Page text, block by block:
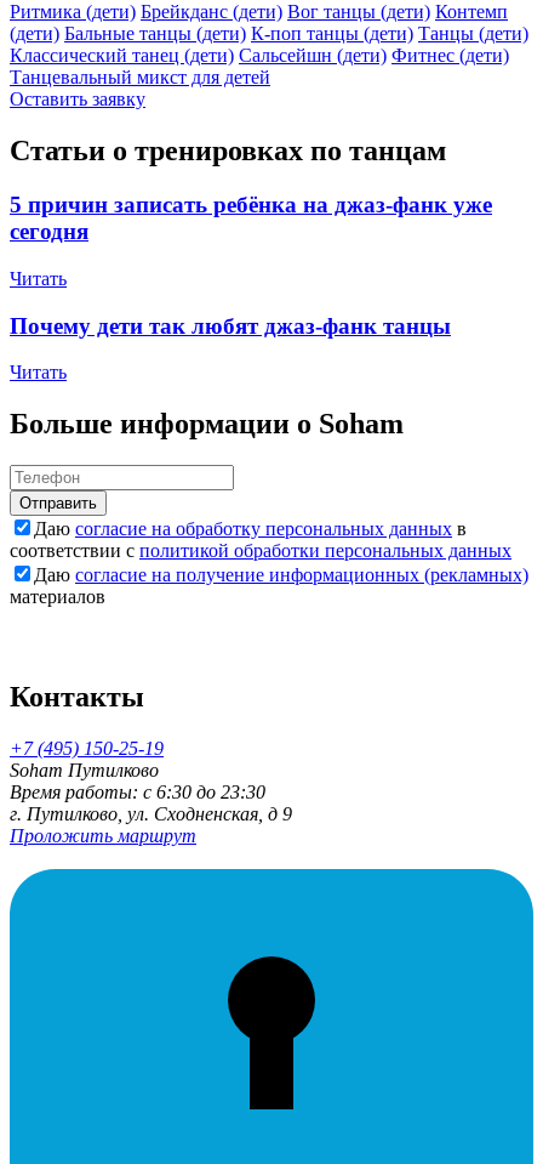
Ритмика (дети) Брейкданс (дети) Вог танцы (дети) Контемп
(дети) Бальные танцы (дети) К-поп танцы (дети) Танцы (дети)
Классический танец (дети) Сальсейшн (дети) Фитнес (дети)
Танцевальный микст для детей
Оставить заявку
Статьи о тренировках по танцам
5 причин записать ребёнка на джаз-фанк уже
сегодня
Читать
Почему дети так любят джаз-фанк танцы
Читать
Больше информации о Soham
Отправить
Даю согласие на обработку персональных данных в
соответствии с политикой обработки персональных данных
Даю согласие на получение информационных (рекламных)
материалов
Контакты
+7 (495) 150-25-19
Soham Путилково
Время работы: c 6:30 до 23:30
г. Путилково, ул. Сходненская, д 9
Проложить маршрут